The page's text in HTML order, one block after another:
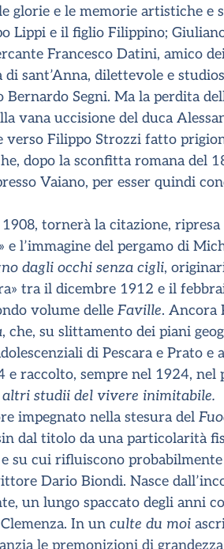
glorie e le memorie artistiche e
Lippi e il figlio Filippino;
Francesco Datini, amico
sant’Anna, dilettevole e
Segni. Ma la perdita
vana uccisione del duca
verso Filippo Strozzi fatto
dopo la sconfitta romana del
Vaiano, per esser quindi
tornerà la citazione,
l’immagine del pergamo di
dagli occhi senza cigli,
tra il dicembre 1912 e il
volume delle Faville. Ancora
, che, su slittamento dei piani
di Pescara e Prato e
e raccolto, sempre nel 1924, nel
studii del vivere inimitabile.
impegnato nella stesura del
dal titolo da una particolarità
su cui rifluiscono
Dario Biondi. Nasce
un lungo spaccato degli anni
In un culte du moi
le premonizioni di